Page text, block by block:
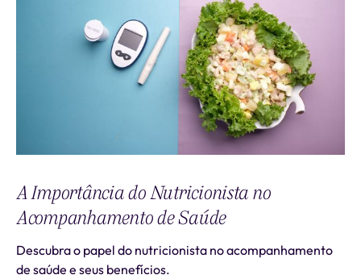
A Importância do Nutricionista no
Acompanhamento de Saúde
Descubra o papel do nutricionista no acompanhamento
de saúde e seus benefícios.